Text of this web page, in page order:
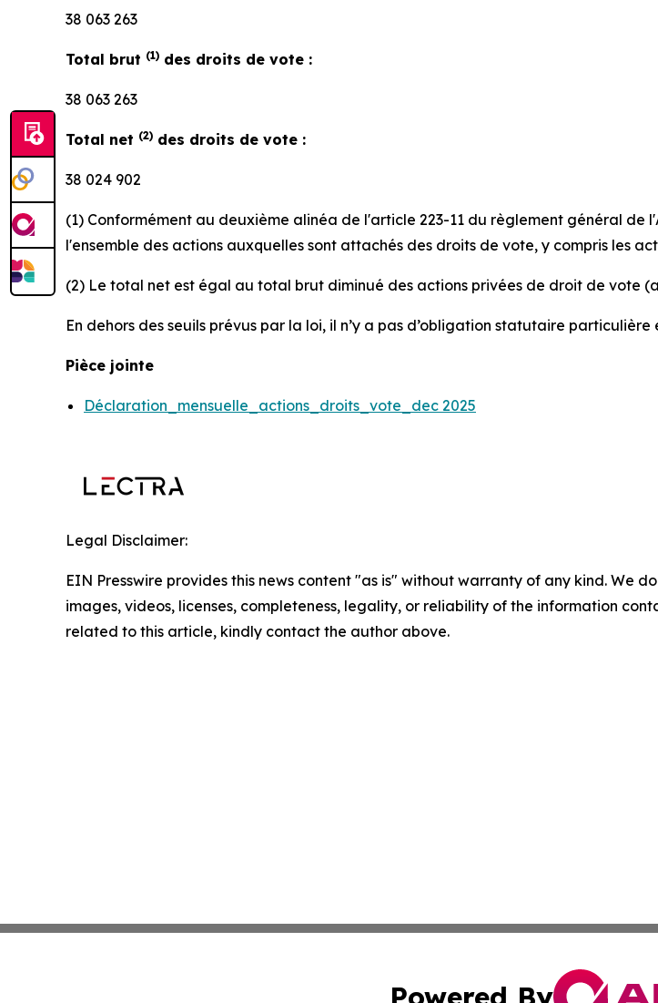
38 063 263
Total brut (1) des droits de vote :
38 063 263
Total net (2) des droits de vote :
38 024 902
(1) Conformément au deuxième alinéa de l'article 223-11 du règlement général
l'ensemble des actions auxquelles sont attachés des droits de vote, y compris les
(2) Le total net est égal au total brut diminué des actions privées de droit de vote
En dehors des seuils prévus par la loi, il n’y a pas d’obligation statutaire
Pièce jointe
Déclaration_mensuelle_actions_droits_vote_dec 2025
Legal Disclaimer:
EIN Presswire provides this news content "as is" without warranty of any kind. We
images, videos, licenses, completeness, legality, or reliability of the information
related to this article, kindly contact the author above.